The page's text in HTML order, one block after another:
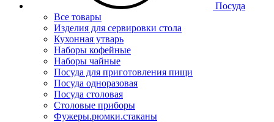
Посуда
Все товары
Изделия для сервировки стола
Кухонная утварь
Наборы кофейные
Наборы чайные
Посуда для приготовления пищи
Посуда одноразовая
Посуда столовая
Столовые приборы
Фужеры.рюмки.стаканы